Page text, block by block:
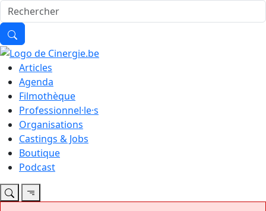
Articles
Agenda
Filmothèque
Professionnel·le·s
Organisations
Castings & Jobs
Boutique
Podcast